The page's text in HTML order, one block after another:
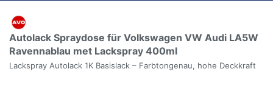
Autolack Spraydose für Volkswagen VW Audi LA5W
Ravennablau met Lackspray 400ml
Lackspray Autolack 1K Basislack – Farbtongenau, hohe Deckkraft